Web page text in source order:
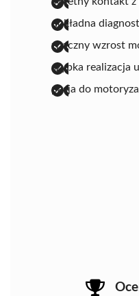
dokładna
znaczny wzrost
szybka realizacja
pasja do